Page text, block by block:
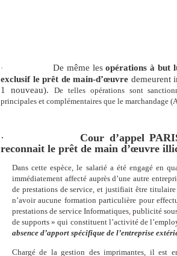
· De même lesopérations à but
exclusif le prêt de main-d’œuvre demeurent
1 nouveau). De telles opérations sont
principales et complémentaires que le marchandage
·
Cour d’appel
reconnait le prêt de main d’œuvre
Dans cette espèce, le salarié a été engagé en
immédiatement affecté auprès d’une autre
de prestations de service, et justifiait être
n’avoir aucune formation particulière pour
prestations de serviceInformatiques publicité
de supports » qui constituent l’activité de
absence d’apport spécifique de l’entreprise
Chargé de la gestion des imprimantes, il est